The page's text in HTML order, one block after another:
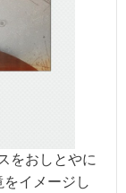
をおしとやに
イメージし